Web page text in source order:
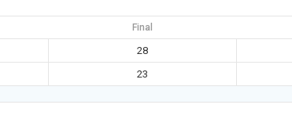
Final
28
23